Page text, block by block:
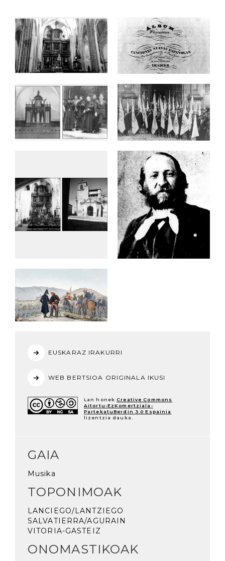
EUSKARAZ IRAKURRI
WEB BERTSIOA ORIGINALA IKUSI
Lan honek Creative Commons
Aitortu-EzKomertziala-
PartekatuBerdin 3.0 Espainia
lizentzia dauka.
GAIA
Musika
TOPONIMOAK
LANCIEGO/LANTZIEGO
SALVATIERRA/AGURAIN
VITORIA-GASTEIZ
ONOMASTIKOAK